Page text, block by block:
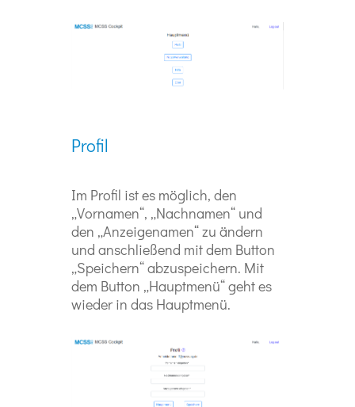
Profil
Im Profil ist es möglich, den
„Vornamen“, „Nachnamen“ und
den „Anzeigenamen“ zu ändern
und anschließend mit dem Button
„Speichern“ abzuspeichern. Mit
dem Button „Hauptmenü“ geht es
wieder in das Hauptmenü.